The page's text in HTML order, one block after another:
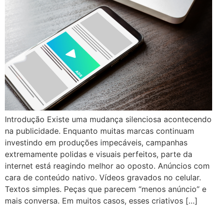
Introdução Existe uma mudança silenciosa acontecendo
na publicidade. Enquanto muitas marcas continuam
investindo em produções impecáveis, campanhas
extremamente polidas e visuais perfeitos, parte da
internet está reagindo melhor ao oposto. Anúncios com
cara de conteúdo nativo. Vídeos gravados no celular.
Textos simples. Peças que parecem “menos anúncio” e
mais conversa. Em muitos casos, esses criativos […]